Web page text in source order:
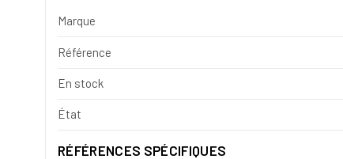
Marque
Référence
En stock
État
RÉFÉRENCES SPÉCIFIQUES